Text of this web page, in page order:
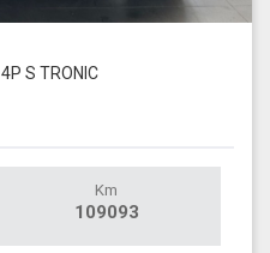
S TRONIC
Km
109093